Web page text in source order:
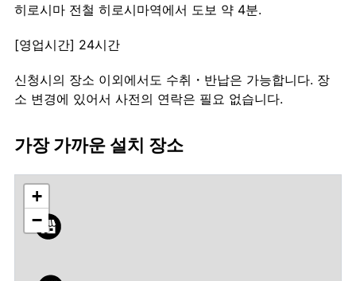
히로시마 전철 히로시마역에서 도보 약 4분.
[영업시간] 24시간
신청시의 장소 이외에서도 수취・반납은 가능합니다. 장
소 변경에 있어서 사전의 연락은 필요 없습니다.
가장 가까운 설치 장소
+
−